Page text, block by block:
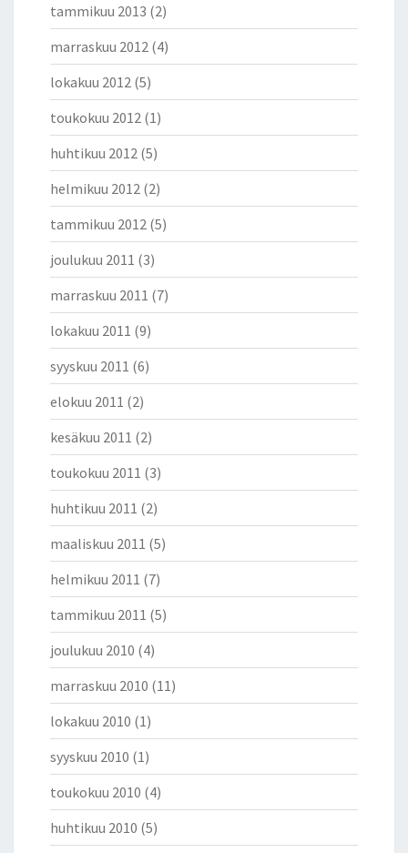
tammikuu 2013 (2)
marraskuu 2012 (4)
lokakuu 2012 (5)
toukokuu 2012 (1)
huhtikuu 2012 (5)
helmikuu 2012 (2)
tammikuu 2012 (5)
joulukuu 2011 (3)
marraskuu 2011 (7)
lokakuu 2011 (9)
syyskuu 2011 (6)
elokuu 2011 (2)
kesäkuu 2011 (2)
toukokuu 2011 (3)
huhtikuu 2011 (2)
maaliskuu 2011 (5)
helmikuu 2011 (7)
tammikuu 2011 (5)
joulukuu 2010 (4)
marraskuu 2010 (11)
lokakuu 2010 (1)
syyskuu 2010 (1)
toukokuu 2010 (4)
huhtikuu 2010 (5)